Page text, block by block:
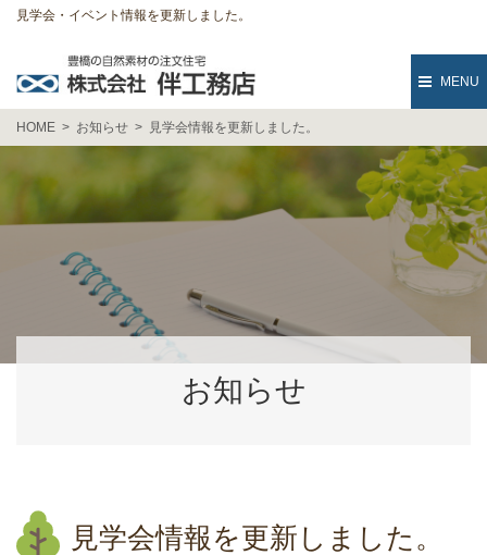
見学会・イベント情報を更新しました。
MENU
HOME お知らせ 見学会情報を更新しました。
お知らせ
見学会情報を更新しました。